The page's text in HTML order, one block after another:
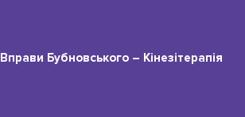
Вправи Бубновського – Кінезітерапія